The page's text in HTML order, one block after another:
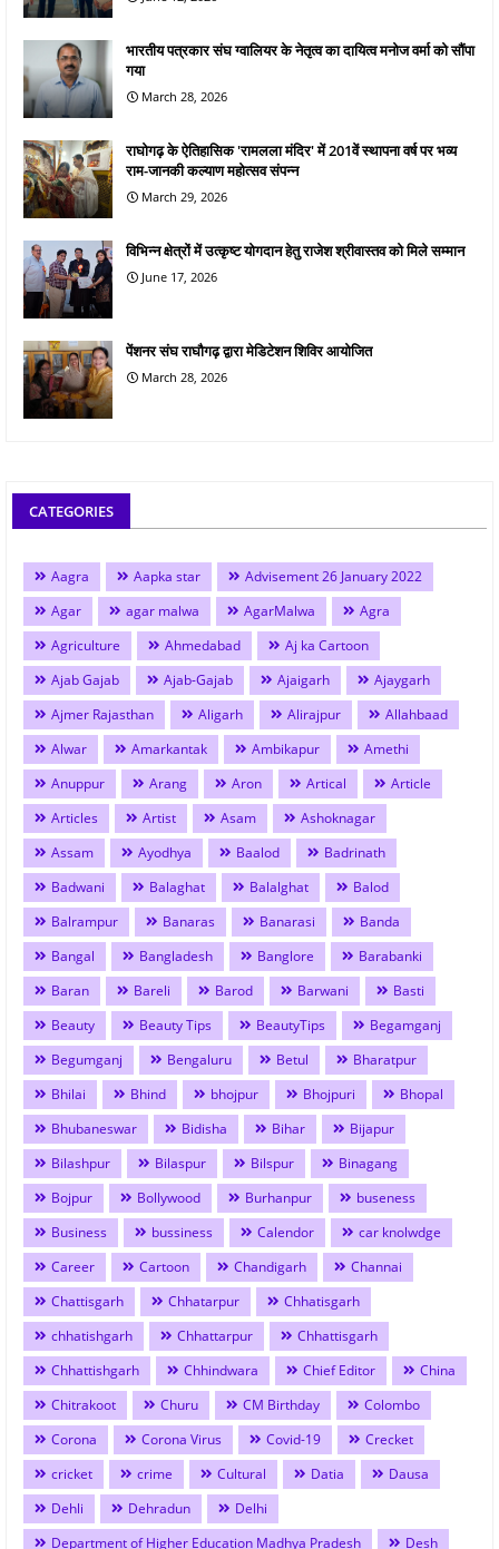
भारतीय पत्रकार संघ ग्वालियर के नेतृत्व का दायित्व मनोज वर्मा को सौंपा
गया
March 28, 2026
राघोगढ़ के ऐतिहासिक 'रामलला मंदिर' में 201वें स्थापना वर्ष पर भव्य
राम-जानकी कल्याण महोत्सव संपन्न
March 29, 2026
विभिन्न क्षेत्रों में उत्कृष्ट योगदान हेतु राजेश श्रीवास्तव को मिले सम्मान
June 17, 2026
पेंशनर संघ राघौगढ़ द्वारा मेडिटेशन शिविर आयोजित
March 28, 2026
CATEGORIES
Aagra Aapka star
Advisement 26 January 2022
Agar
agar malwa AgarMalwa
Agra
Agriculture
Ahmedabad
Aj ka Cartoon
Ajab Gajab
Ajab-Gajab Ajaigarh
Ajaygarh
Ajmer Rajasthan
Aligarh Alirajpur
Allahbaad
Alwar
Amarkantak Ambikapur
Amethi
Anuppur
Arang Aron Artical
Article
Articles
Artist Asam
Ashoknagar
Assam
Ayodhya Baalod
Badrinath
Badwani
Balaghat Balalghat
Balod
Balrampur
Banaras Banarasi
Banda
Bangal
Bangladesh Banglore
Barabanki
Baran
Bareli Barod Barwani
Basti
Beauty
Beauty Tips BeautyTips
Begamganj
Begumganj
Bengaluru Betul
Bharatpur
Bhilai
Bhind bhojpur Bhojpuri
Bhopal
Bhubaneswar
Bidisha Bihar
Bijapur
Bilashpur
Bilaspur Bilspur
Binagang
Bojpur
Bollywood Burhanpur
buseness
Business
bussiness Calendor
car knolwdge
Career
Cartoon Chandigarh
Channai
Chattisgarh
Chhatarpur
Chhatisgarh
chhatishgarh
Chhattarpur
Chhattisgarh
Chhattishgarh
Chhindwara Chief Editor
China
Chitrakoot
Churu CM Birthday
Colombo
Corona
Corona Virus Covid-19
Crecket
cricket
crime Cultural Datia
Dausa
Dehli
Dehradun
Delhi
Department of Higher Education Madhya Pradesh
Desh